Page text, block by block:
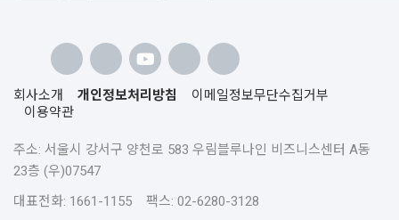
회사소개 개인정보처리방침
이메일정보무단수집거부
이용약관
주소: 서울시 강서구 양천로 583 우림블루나인 비즈니스센터 A동
23층 (우)07547
대표전화: 1661-1155 팩스: 02-6280-3128